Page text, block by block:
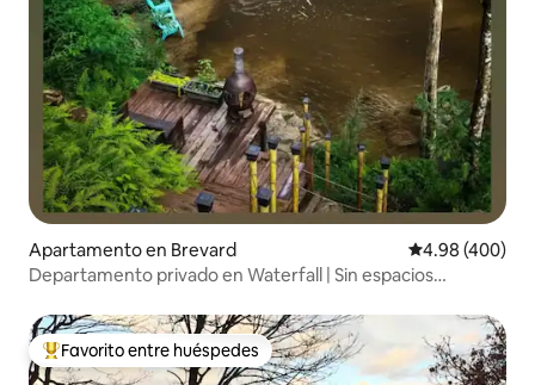
Apartamento en Brevard Calificación
4.98 (400)
Departamento privado en Waterfall | Sin espacios
Favorito entre huéspedes preferido
Favorito entre huéspedes